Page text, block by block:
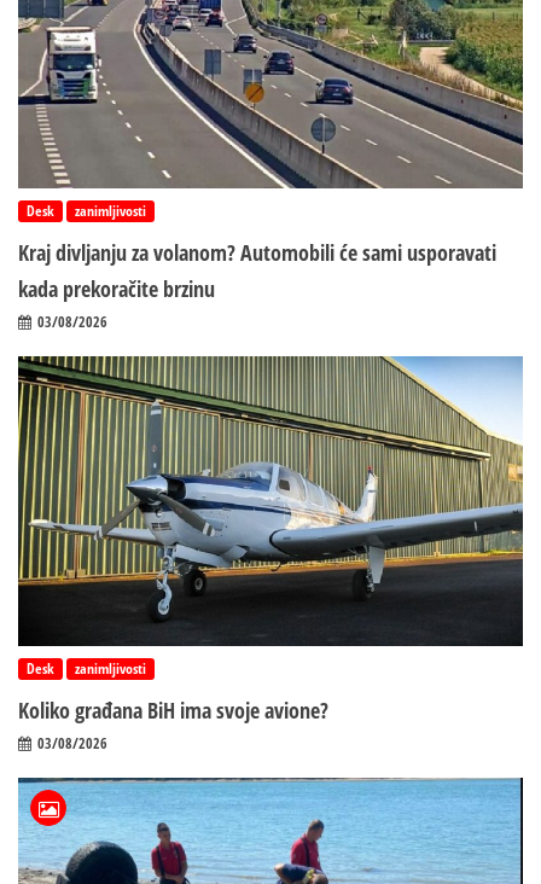
Desk zanimljivosti
Kraj divljanju za volanom? Automobili će sami usporavati
kada prekoračite brzinu
03/08/2026
Desk zanimljivosti
Koliko građana BiH ima svoje avione?
03/08/2026